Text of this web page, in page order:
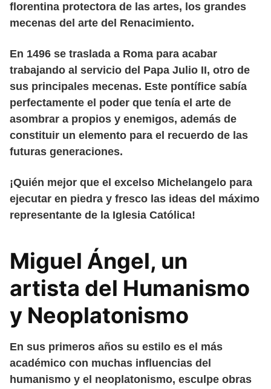
florentina protectora de las artes, los grandes
mecenas del arte del Renacimiento.
En 1496 se traslada a Roma para acabar
trabajando al servicio del Papa Julio II, otro de
sus principales mecenas. Este pontífice sabía
perfectamente el poder que tenía el arte de
asombrar a propios y enemigos, además de
constituir un elemento para el recuerdo de las
futuras generaciones.
¡Quién mejor que el excelso Michelangelo para
ejecutar en piedra y fresco las ideas del máximo
representante de la Iglesia Católica!
Miguel Ángel, un
artista del Humanismo
y Neoplatonismo
En sus primeros años su estilo es el más
académico con muchas influencias del
humanismo y el neoplatonismo, esculpe obras